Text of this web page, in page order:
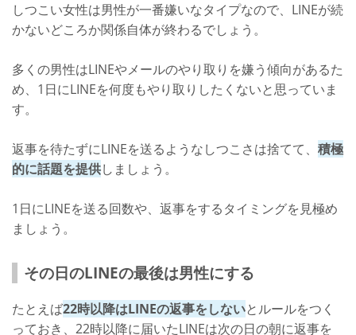
しつこい女性は男性が一番嫌いなタイプなので、LINEが続
かないどころか関係自体が終わるでしょう。
多くの男性はLINEやメールのやり取りを嫌う傾向があるた
め、1日にLINEを何度もやり取りしたくないと思っていま
す。
返事を待たずにLINEを送るようなしつこさは捨てて、 積極
的に話題を提供しましょう。
1日にLINEを送る回数や、返事をするタイミングを見極め
ましょう。
その日のLINEの最後は男性にする
たとえば22時以降はLINEの返事をしないとルールをつく
っておき、22時以降に届いたLINEは次の日の朝に返事を